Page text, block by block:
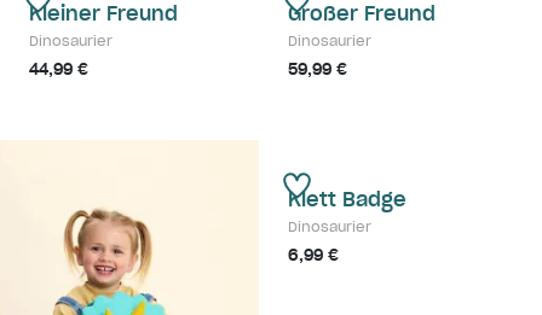
Kleiner Freund
Dinosaurier
44,99 €
Großer Freund
Dinosaurier
59,99 €
Klett Badge
Dinosaurier
6,99 €